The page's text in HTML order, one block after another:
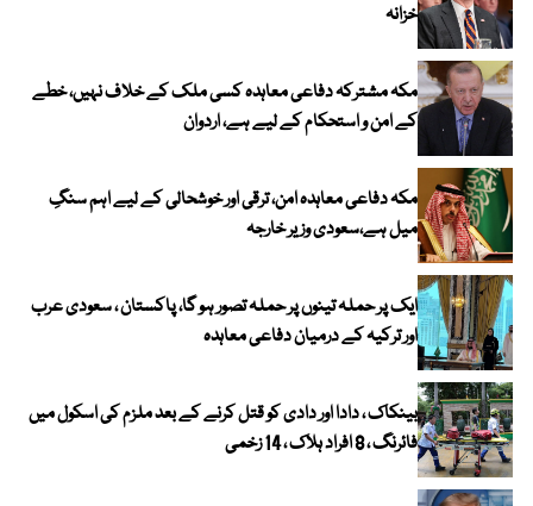
خزانہ
مکہ مشترکہ دفاعی معاہدہ کسی ملک کے خلاف نہیں، خطے
کے امن و استحکام کے لیے ہے، اردوان
مکہ دفاعی معاہدہ امن، ترقی اور خوشحالی کے لیے اہم سنگِ
میل ہے،سعودی وزیر خارجہ
ایک پر حملہ تینوں پر حملہ تصور ہو گا، پاکستان ، سعودی عرب
اور ترکیہ کے درمیان دفاعی معاہدہ
بینکاک ، دادا اور دادی کو قتل کرنے کے بعد ملزم کی اسکول میں
فائرنگ ، 8 افراد ہلاک ، 14 زخمی